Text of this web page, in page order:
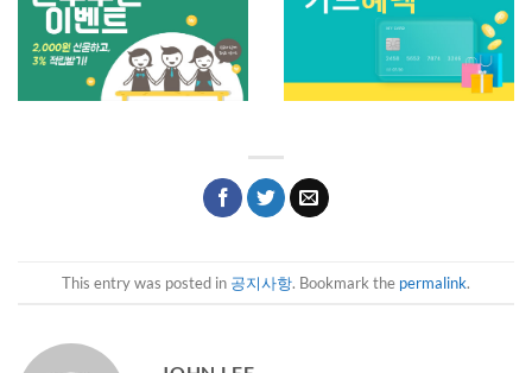
This entry was posted in 공지사항. Bookmark the permalink.